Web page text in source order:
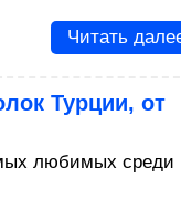
Читать
Турции, от
любимых среди